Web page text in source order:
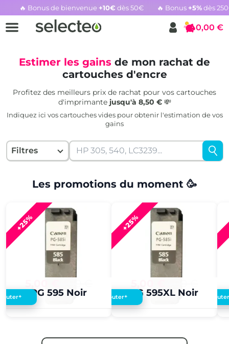
🔥 Bonus de bienvenue +10€ dès 50€ 🔥 Bonus +5%dès
Rachat cartouche vide, voir l'offre promotionnelle
Panier
0,00 €
Estimer les gains de mon rachat de
cartouches d'encre
Profitez des meilleurs prix de rachat pour vos cartouches
d'imprimante jusqu'à 8,50 €💸
Indiquez ici vos cartouches vides pour obtenir l'estimation de vos
gains
Filtres
Les promotions du moment 🥳
+25%
PG 595 Noir
+
+25%
PG 595XL Noir
Ajouter+